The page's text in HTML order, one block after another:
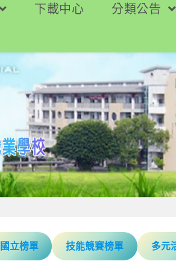
下載中心 分類公告
國立榜單 技能競賽榜單 多元